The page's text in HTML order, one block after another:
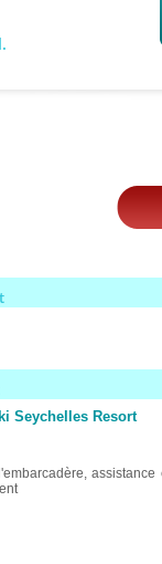
Seychelles Resort
assistance